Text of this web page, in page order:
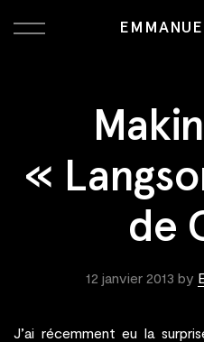
«
de
12 janvier 2013 by
J’ai récemment eu la